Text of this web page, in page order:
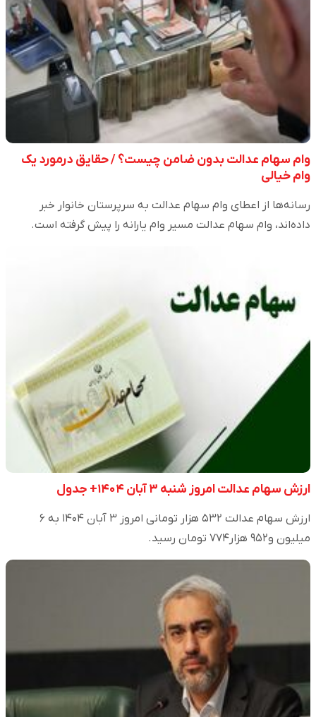
وام سهام عدالت بدون ضامن چیست؟ / حقایق درمورد یک
وام خیالی
رسانه‌ها از اعطای وام سهام عدالت به سرپرستان خانوار خبر
داده‌اند، وام سهام عدالت مسیر وام یارانه را پیش گرفته است.
ارزش سهام عدالت امروز شنبه ۳ آبان ۱۴۰۴+ جدول
ارزش سهام عدالت ۵۳۲ هزار تومانی امروز ۳ آبان ۱۴۰۴ به ۶
میلیون و۹۵۲ هزار۷۷۴ تومان رسید.